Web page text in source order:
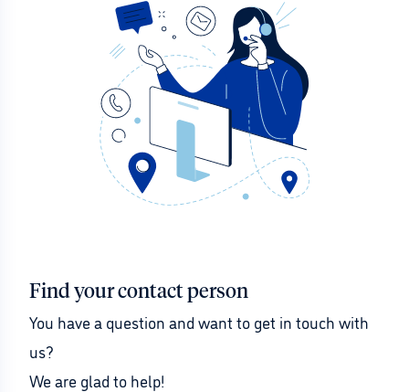
Find your contact person
You have a question and want to get in touch with
us?
We are glad to help!